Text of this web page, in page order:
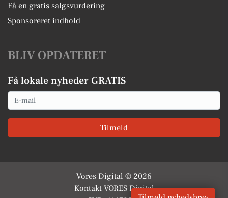
Få en gratis salgsvurdering
Sponsoreret indhold
BLIV OPDATERET
Få lokale nyheder GRATIS
Email
Tilmeld
Vores Digital © 2026
Kontakt VORES Digital